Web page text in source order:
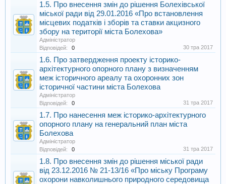
1.5. Про внесення змін до рішення Болехівської
міської ради від 29.01.2016 «Про встановлення
місцевих податків і зборів та ставки акцизного
збору на території міста Болехова»
Адміністратор
Відповідей:
0 30 тра 2017
1.6. Про затвердження проекту історико-
архітектурного опорного плану з визначенням
меж історичного ареалу та охоронних зон
історичної частини міста Болехова
Адміністратор
Відповідей:
0 31 тра 2017
1.7. Про нанесення меж історико-архітектурного
опорного плану на генеральний план міста
Болехова
Адміністратор
Відповідей:
0 31 тра 2017
1.8. Про внесення змін до рішення міської ради
від 23.12.2016 № 21-13/16 «Про міську Програму
охорони навколишнього природного середовища